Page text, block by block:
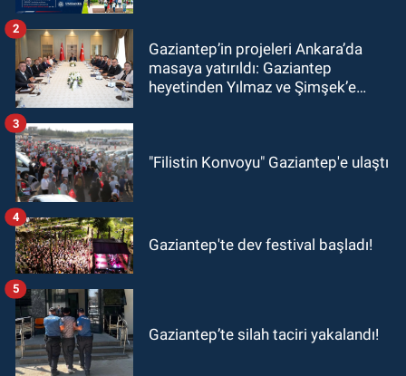
Gaziantep’in projeleri Ankara’da
masaya yatırıldı: Gaziantep
heyetinden Yılmaz ve Şimşek’e
2
"Filistin Konvoyu" Gaziantep'e ulaştı
3
Gaziantep'te dev festival başladı!
4
Gaziantep’te silah taciri yakalandı!
5